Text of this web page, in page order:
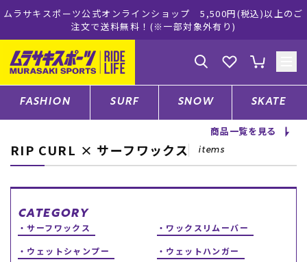
ムラサキスポーツ公式オンラインショップ 5,500円(税込)以上のご
注文で送料無料！(※一部対象外有り)
ゲスト様
ログイン 会員登録
店舗一覧
CATEGORY
ファッションTOP
FASHION SURF SNOW SKATE
商品一覧を見る
RIP CURL × サーフワックス items
CATEGORY
サーフワックス
ワックスリムーバー
ウェットシャンプー
ウェットハンガー